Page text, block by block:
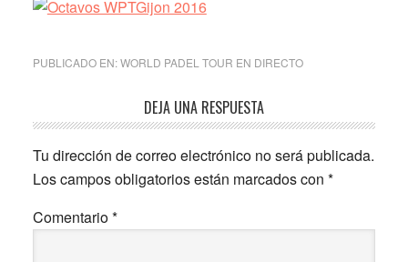
PUBLICADO EN:WORLD PADEL TOUR EN DIRECTO
Interacciones
con
los
lectores
DEJA UNA RESPUESTA
Tu dirección de correo electrónico no será publicada.
Los campos obligatorios están marcados con *
Comentario*